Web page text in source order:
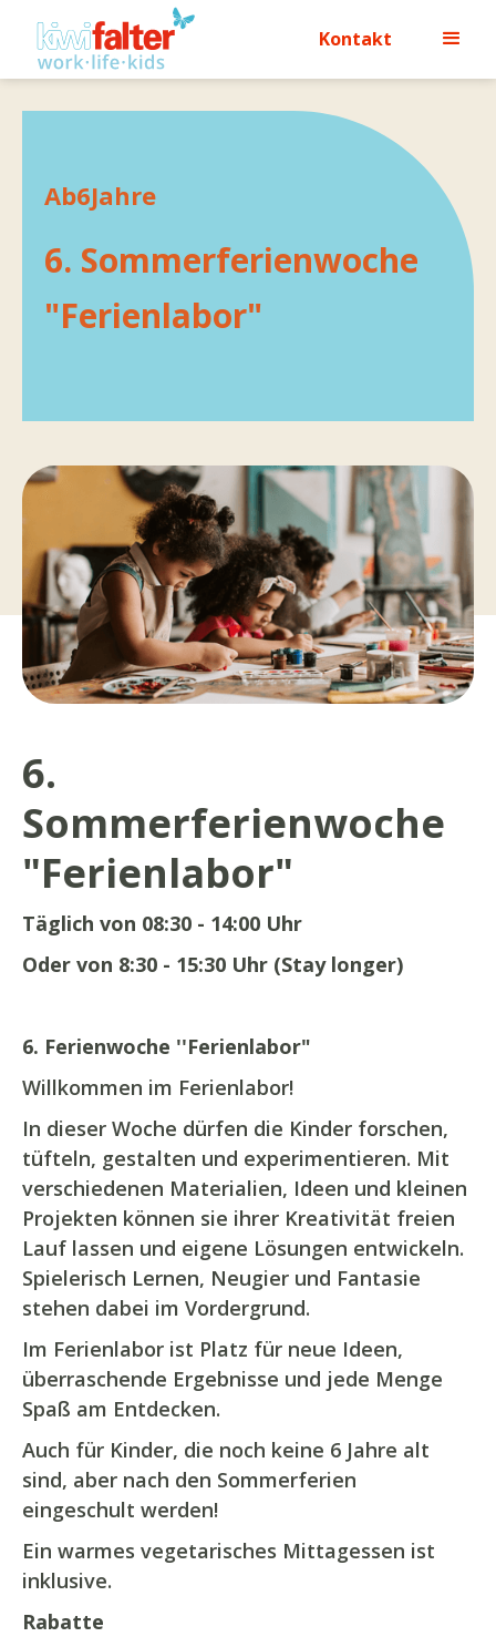
Kontakt
Ab6Jahre
6. Sommerferienwoche
"Ferienlabor"
6.
Sommerferienwoche
"Ferienlabor"
Täglich von 08:30 - 14:00 Uhr
Oder von 8:30 - 15:30 Uhr (Stay longer)
6. Ferienwoche ''Ferienlabor"
Willkommen im Ferienlabor!
In dieser Woche dürfen die Kinder forschen,
tüfteln, gestalten und experimentieren. Mit
verschiedenen Materialien, Ideen und kleinen
Projekten können sie ihrer Kreativität freien
Lauf lassen und eigene Lösungen entwickeln.
Spielerisch Lernen, Neugier und Fantasie
stehen dabei im Vordergrund.
Im Ferienlabor ist Platz für neue Ideen,
überraschende Ergebnisse und jede Menge
Spaß am Entdecken.
Auch für Kinder, die noch keine 6 Jahre alt
sind, aber nach den Sommerferien
eingeschult werden!
Ein warmes vegetarisches Mittagessen ist
inklusive.
Rabatte